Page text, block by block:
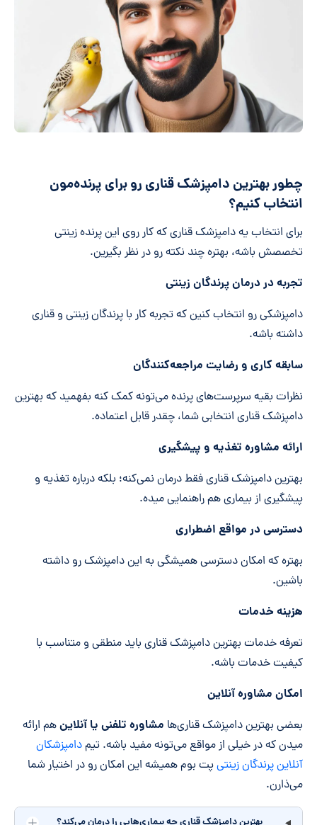
چطور بهترین دامپزشک قناری رو برای پرنده‌مون
انتخاب کنیم؟
برای انتخاب یه دامپزشک قناری که کار روی این پرنده زینتی
تخصصش باشه، بهتره چند نکته رو در نظر بگیرین.
تجربه در درمان پرندگان زینتی
دامپزشکی رو انتخاب کنین که تجربه کار با پرندگان زینتی و قناری
داشته باشه.
سابقه کاری و رضایت مراجعه‌کنندگان
نظرات بقیه سرپرست‌های پرنده می‌تونه کمک کنه بفهمید که بهترین
دامپزشک قناری انتخابی شما، چقدر قابل اعتماده.
ارائه مشاوره تغذیه و پیشگیری
بهترین دامپزشک قناری فقط درمان نمی‌کنه؛ بلکه درباره تغذیه و
پیشگیری از بیماری هم راهنمایی میده.
دسترسی در مواقع اضطراری
بهتره که امکان دسترسی همیشگی به این دامپزشک رو داشته
باشین.
هزینه خدمات
تعرفه خدمات بهترین دامپزشک قناری باید منطقی و متناسب با
کیفیت خدمات باشه.
امکان مشاوره آنلاین
بعضی بهترین دامپزشک قناری‌ها مشاوره تلفنی یا آنلاینهم ارائه
میدن که در خیلی از مواقع می‌تونه مفید باشه. تیمدامپزشکان
آنلاین پرندگان زینتیپت بوم همیشه این امکان رو در اختیار شما
می‌ذارن.